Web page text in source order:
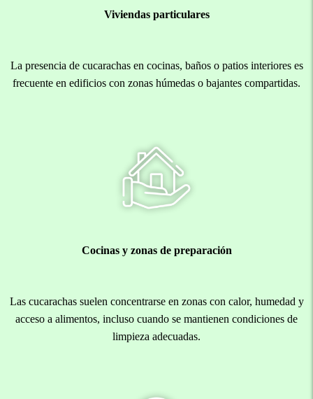
Viviendas particulares
La presencia de cucarachas en cocinas, baños o patios interiores es
frecuente en edificios con zonas húmedas o bajantes compartidas.
Cocinas y zonas de preparación
Las cucarachas suelen concentrarse en zonas con calor, humedad y
acceso a alimentos, incluso cuando se mantienen condiciones de
limpieza adecuadas.